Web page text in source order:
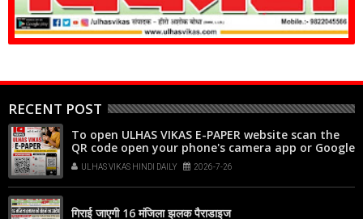
RECENT POST
To open ULHAS VIKAS E-PAPER website scan the
QR code open your phone's camera app or Google
Lens, point it at the code, and tap the web link
popup that appears on your screen
ULHAS VIKAS HINDI DAILY 2026-7-26
गिराई जाएगी 16 मंजिला झलक पैराडाइज